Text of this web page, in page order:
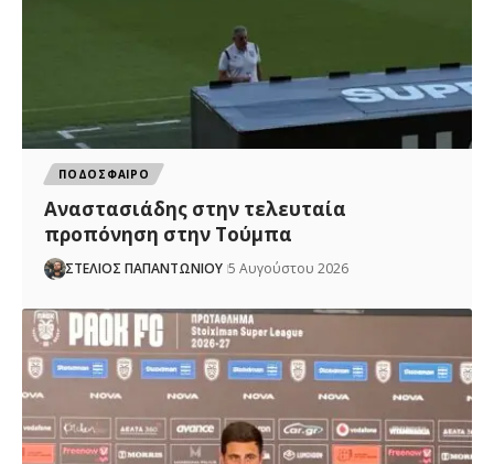
ΠΟΔΟΣΦΑΙΡΟ
Αναστασιάδης στην τελευταία
προπόνηση στην Τούμπα
ΣΤΕΛΙΟΣ ΠΑΠΑΝΤΩΝΙΟΥ 5 Αυγούστου 2026